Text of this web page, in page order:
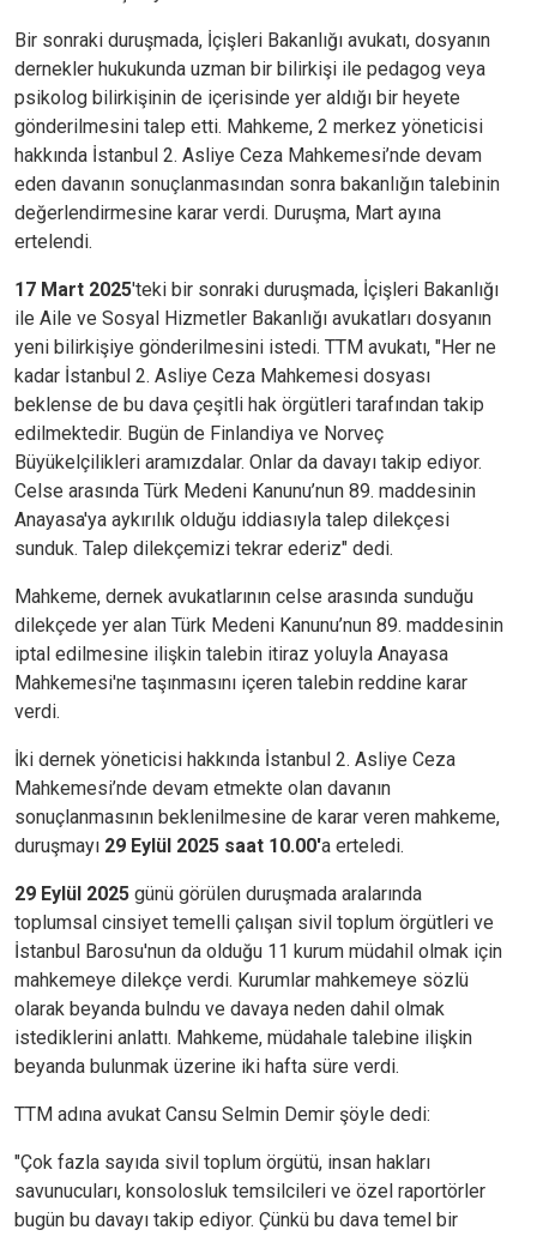
Bir sonraki duruşmada, İçişleri Bakanlığı avukatı, dosyanın
dernekler hukukunda uzman bir bilirkişi ile pedagog veya
psikolog bilirkişinin de içerisinde yer aldığı bir heyete
gönderilmesini talep etti. Mahkeme, 2 merkez yöneticisi
hakkında İstanbul 2. Asliye Ceza Mahkemesi’nde devam
eden davanın sonuçlanmasından sonra bakanlığın talebinin
değerlendirmesine karar verdi. Duruşma, Mart ayına
ertelendi.
17 Mart 2025'teki bir sonraki duruşmada, İçişleri Bakanlığı
ile Aile ve Sosyal Hizmetler Bakanlığı avukatları dosyanın
yeni bilirkişiye gönderilmesini istedi. TTM avukatı, "Her ne
kadar İstanbul 2. Asliye Ceza Mahkemesi dosyası
beklense de bu dava çeşitli hak örgütleri tarafından takip
edilmektedir. Bugün de Finlandiya ve Norveç
Büyükelçilikleri aramızdalar. Onlar da davayı takip ediyor.
Celse arasında Türk Medeni Kanunu’nun 89. maddesinin
Anayasa'ya aykırılık olduğu iddiasıyla talep dilekçesi
sunduk. Talep dilekçemizi tekrar ederiz" dedi.
Mahkeme, dernek avukatlarının celse arasında sunduğu
dilekçede yer alan Türk Medeni Kanunu’nun 89. maddesinin
iptal edilmesine ilişkin talebin itiraz yoluyla Anayasa
Mahkemesi'ne taşınmasını içeren talebin reddine karar
verdi.
İki dernek yöneticisi hakkında İstanbul 2. Asliye Ceza
Mahkemesi’nde devam etmekte olan davanın
sonuçlanmasının beklenilmesine de karar veren mahkeme,
duruşmayı 29 Eylül 2025 saat 10.00'a erteledi.
29 Eylül 2025 günü görülen duruşmada aralarında
toplumsal cinsiyet temelli çalışan sivil toplum örgütleri ve
İstanbul Barosu'nun da olduğu 11 kurum müdahil olmak için
mahkemeye dilekçe verdi. Kurumlar mahkemeye sözlü
olarak beyanda bulndu ve davaya neden dahil olmak
istediklerini anlattı. Mahkeme, müdahale talebine ilişkin
beyanda bulunmak üzerine iki hafta süre verdi.
TTM adına avukat Cansu Selmin Demir şöyle dedi:
"Çok fazla sayıda sivil toplum örgütü, insan hakları
savunucuları, konsolosluk temsilcileri ve özel raportörler
bugün bu davayı takip ediyor. Çünkü bu dava temel bir